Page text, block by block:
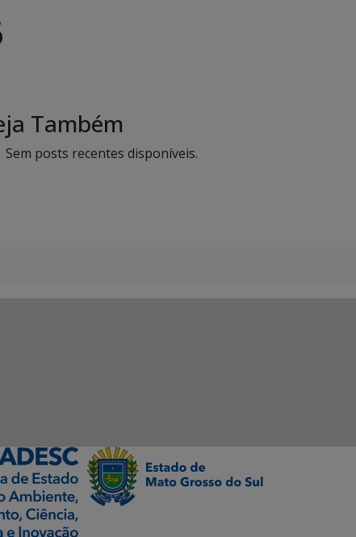
Também
Sem posts recentes disponíveis.